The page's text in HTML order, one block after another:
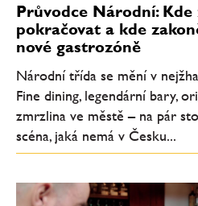
Průvodce Národní: Kde
pokračovat a kde
nové gastrozóně
Národní třída se mění v
Fine dining, legendární bary,
zmrzlina ve městě – na pár
scéna, jaká nemá v Česku...